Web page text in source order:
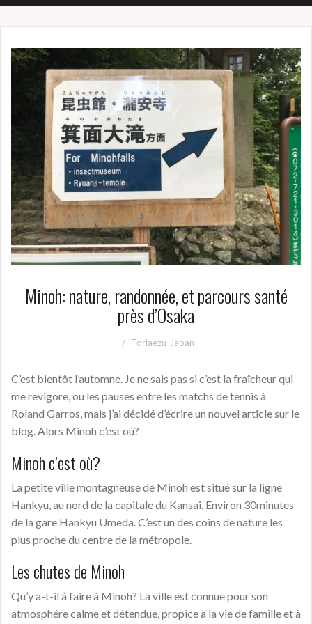
Minoh: nature, randonnée, et parcours santé
près d’Osaka
Toriaezu-Japan
C’est bientôt l’automne. Je ne sais pas si c’est la fraîcheur qui
me revigore, ou les pauses entre les matchs de tennis à
Roland Garros, mais j’ai décidé d’écrire un nouvel article sur le
blog. Alors Minoh c’est où?
Minoh c’est où?
La petite ville montagneuse de Minoh est situé sur la ligne
Hankyu, au nord de la capitale du Kansai. Environ 30minutes
de la gare Hankyu Umeda. C’est un des coins de nature les
plus proche du centre de la métropole.
Les chutes de Minoh
Qu’y a-t-il à faire à Minoh? La ville est connue pour son
atmosphére calme et détendue, propice à la vie de famille et à